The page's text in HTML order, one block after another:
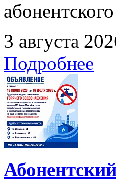
3 августа
Подробнее